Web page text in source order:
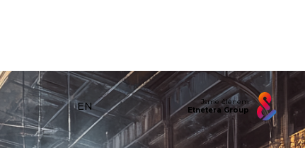
EN
Jsme členem
Etnetera Group